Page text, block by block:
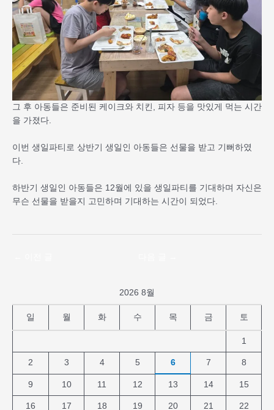
그 후 아동들은 준비된 케이크와 치킨, 피자 등을 맛있게 먹는 시간
을 가졌다.
이번 생일파티로 상반기 생일인 아동들은 선물을 받고 기뻐하였
다.
하반기 생일인 아동들은 12월에 있을 생일파티를 기대하며 자신은
무슨 선물을 받을지 고민하며 기대하는 시간이 되었다.
2026 8월
일 월 화 수 목 금 토
1
2 3 4 5 6 7 8
9 10 11 12 13 14 15
16 17 18 19 20 21 22